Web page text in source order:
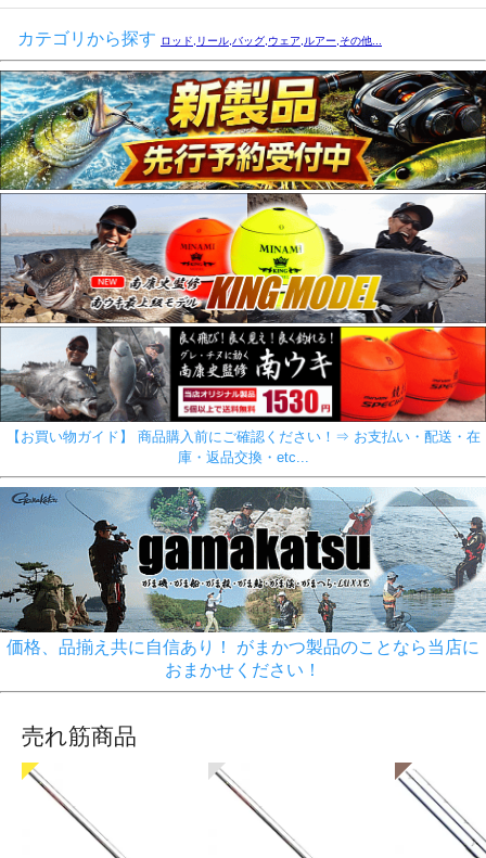
カテゴリから探す ロッド,リール,バッグ,ウェア,ルアー,その他...
【お買い物ガイド】 商品購入前にご確認ください！⇒ お支払い・配送・在
庫・返品交換・etc...
価格、品揃え共に自信あり！ がまかつ製品のことなら当店に
おまかせください！
売れ筋商品